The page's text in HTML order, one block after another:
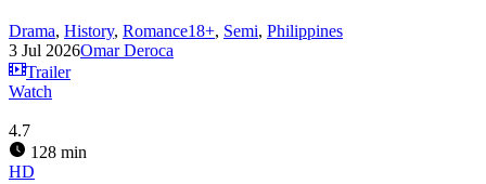
Drama, History, Romance18+, Semi, Philippines
3 Jul 2026Omar Deroca
Trailer
Watch
4.7
128 min
HD